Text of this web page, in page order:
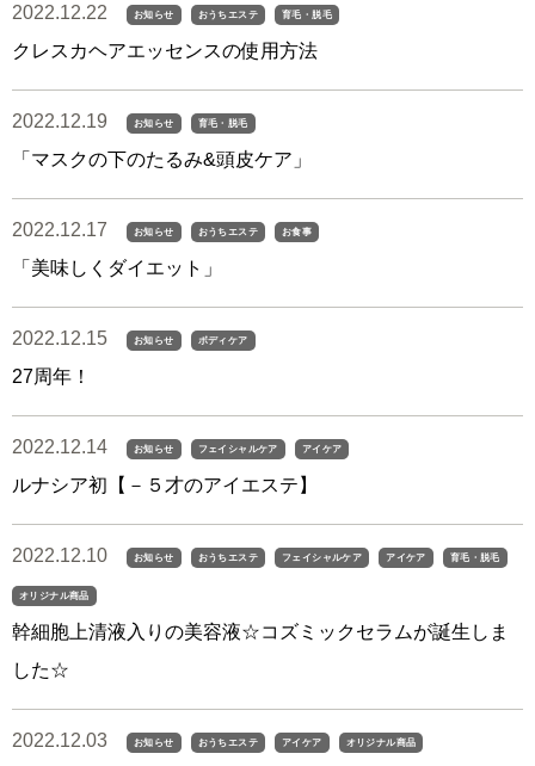
2022.12.22 お知らせ おうちエステ 育毛・脱毛
クレスカヘアエッセンスの使用方法
2022.12.19 お知らせ 育毛・脱毛
「マスクの下のたるみ&頭皮ケア」
2022.12.17 お知らせ おうちエステ お食事
「美味しくダイエット」
2022.12.15 お知らせ ボディケア
27周年！
2022.12.14 お知らせ フェイシャルケア アイケア
ルナシア初【－５才のアイエステ】
2022.12.10 お知らせ おうちエステ フェイシャルケア アイケア 育毛・脱毛
オリジナル商品
幹細胞上清液入りの美容液☆コズミックセラムが誕生しま
した☆
2022.12.03 お知らせ おうちエステ アイケア オリジナル商品